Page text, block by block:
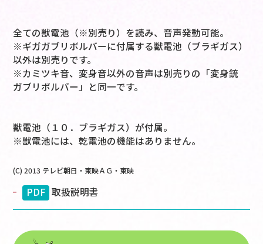
全ての獣電池（※別売り）を読み、音声発動可能。
※ギガガブリボルバーに付属する獣電池（ブラギガス）
以外は別売りです。
※カミツキ音、変身音以外の音声は別売りの「変身銃
ガブリボルバー」と同一です。
獣電池（１０．ブラギガス）が付属。
※獣電池には、乾電池の機能はありません。
(C) 2013 テレビ朝日・東映ＡＧ・東映
PDF 取扱説明書